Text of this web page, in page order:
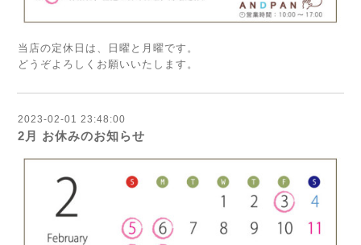
当店の定休日は、日曜と月曜です。
どうぞよろしくお願いいたします。
2023-02-01 23:48:00
2月 お休みのお知らせ